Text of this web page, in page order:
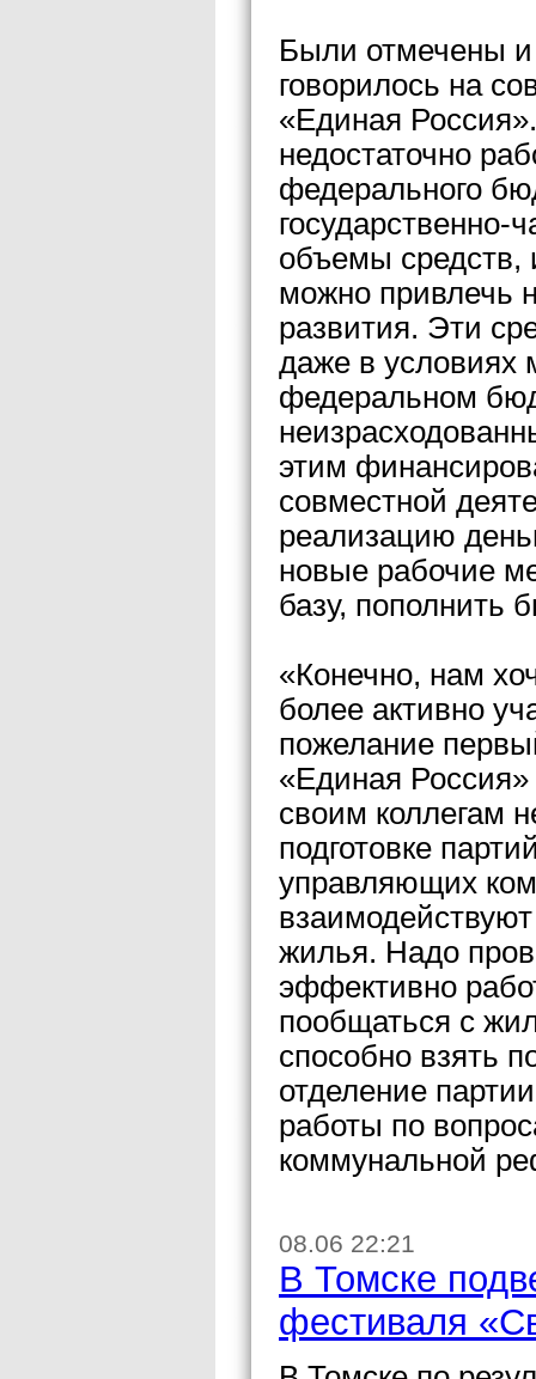
Были отмечены и
говорилось на
«Единая
недостаточно
федерального
государственно-
объемы средств,
можно привлечь
развития. Эти
даже в условиях
федеральном
этим
совместной
реализацию
новые рабочие
базу, пополнить
«Конечно, нам
более активно
пожелание
«Единая
своим коллегам
подготовке
управляющих
жилья. Надо
эффективно
пообщаться с
способно взять
отделение
работы по
коммунальной
08.06 22:21
В Томске
фестиваля